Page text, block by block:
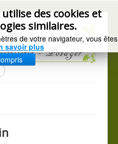
utilise des cookies et
similaires.
de votre navigateur, vous êtes
savoir plus
suivant